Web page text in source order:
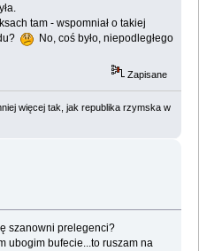
tam - wspomniał o takiej
No, coś było, niepodległego
Zapisane
więcej tak, jak republika rzymska w
szanowni prelegenci?
ubogim bufecie...to ruszam na